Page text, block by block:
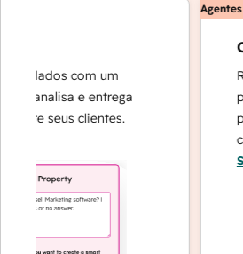
dados com um
analisa e entrega
seus clientes.
Agentes de